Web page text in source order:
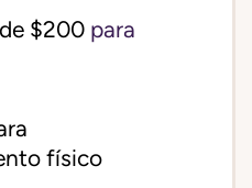
$200 para
físico